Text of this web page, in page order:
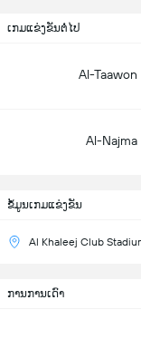
ເກມແຂ່ງຂັນຕໍ່ໄປ
Al-Taawon
Al-Najma
ຂ້ໍມູນເກມແຂ່ງຂັນ
Al Khaleej Club
ການການເດົາ